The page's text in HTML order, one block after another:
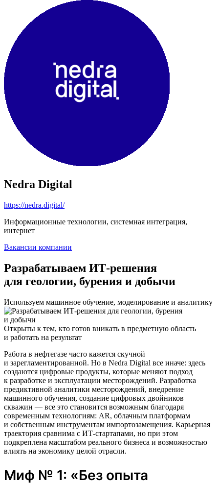
Nedra Digital
https://nedra.digital/
Информационные технологии, системная интеграция,
интернет
Вакансии компании
Разрабатываем ИТ-решения
для геологии, бурения и добычи
Используем машинное обучение, моделирование и аналитику
Открыты к тем, кто готов вникать в предметную область
и работать на результат
Работа в нефтегазе часто кажется скучной
и зарегламентированной. Но в Nedra Digital все иначе: здесь
создаются цифровые продукты, которые меняют подход
к разработке и эксплуатации месторождений. Разработка
предиктивной аналитики месторождений, внедрение
машинного обучения, создание цифровых двойников
скважин — все это становится возможным благодаря
современным технологиям: AR, облачным платформам
и собственным инструментам импортозамещения. Карьерная
траектория сравнима с ИТ-стартапами, но при этом
подкреплена масштабом реального бизнеса и возможностью
влиять на экономику целой отрасли.
Миф № 1: «Без опыта